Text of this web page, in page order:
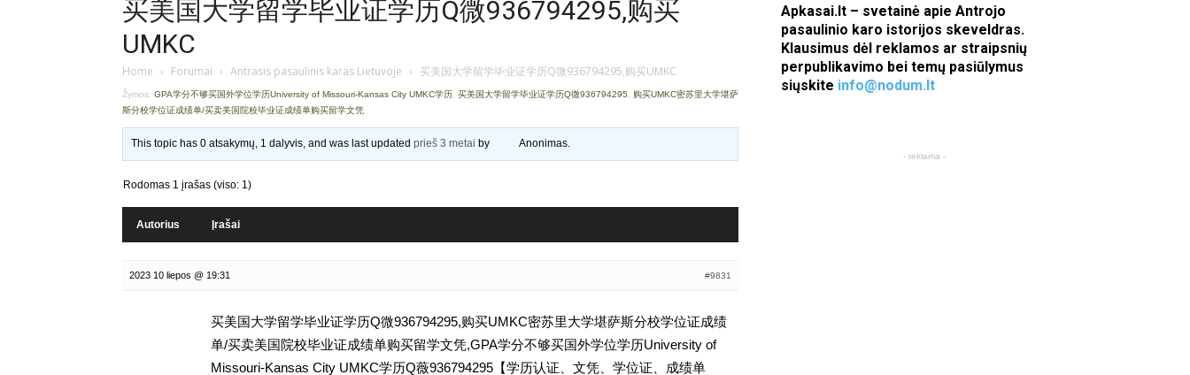
买美国大学留学毕业证学历Q微936794295,购买
UMKC
Home › Forumai › Antrasis pasaulinis karas Lietuvoje › 买美国大学留学毕业证学历Q微936794295,购买UMKC
Žymos: GPA学分不够买国外学位学历University of Missouri-Kansas City UMKC学历 买美国大学留学毕业证学历Q微936794295
购买UMKC密苏里大学堪萨
斯分校学位证成绩单/买卖美国院校毕业证成绩单购买留学文凭
This topic has 0 atsakymų, 1 dalyvis, and was last updatedprieš 3 metai by Anonimas.
Rodomas 1 įrašas (viso: 1)
Autorius Įrašai
2023 10 liepos @ 19:31 #9831
买美国大学留学毕业证学历Q微936794295,购买UMKC密苏里大学堪萨斯分校学位证成绩
单/买卖美国院校毕业证成绩单购买留学文凭,GPA学分不够买国外学位学历University of
Missouri-Kansas City UMKC学历Q薇936794295【学历认证、文凭、学位证、成绩单
Apkasai.lt – svetainė apie Antrojo
pasaulinio karo istorijos skeveldras.
Klausimus dėl reklamos ar straipsnių
perpublikavimo bei temų pasiūlymus
siųskite info@nodum.lt
- reklama -